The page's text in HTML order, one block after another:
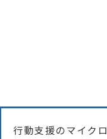
行動支援のマイク